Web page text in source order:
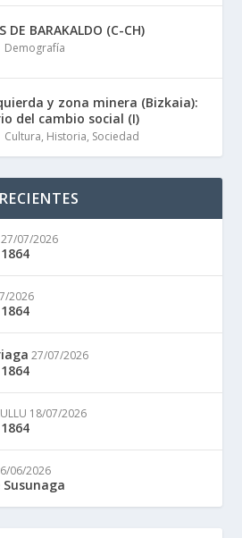
DE BARAKALDO (C-CH)
Demografía
y zona minera (Bizkaia):
del cambio social (I)
Cultura, Historia, Sociedad
27/07/2026
2026
27/07/2026
18/07/2026
06/2026